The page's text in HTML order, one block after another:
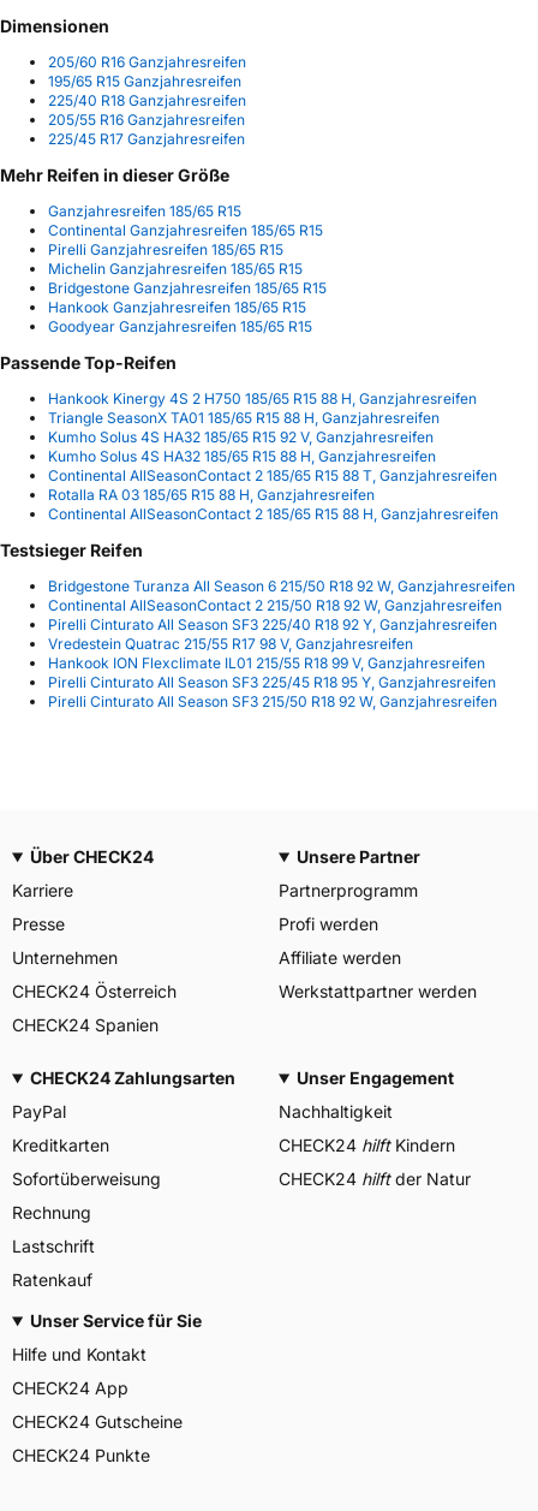
Dimensionen
205/60 R16 Ganzjahresreifen
195/65 R15 Ganzjahresreifen
225/40 R18 Ganzjahresreifen
205/55 R16 Ganzjahresreifen
225/45 R17 Ganzjahresreifen
Mehr Reifen in dieser Größe
Ganzjahresreifen 185/65 R15
Continental Ganzjahresreifen 185/65 R15
Pirelli Ganzjahresreifen 185/65 R15
Michelin Ganzjahresreifen 185/65 R15
Bridgestone Ganzjahresreifen 185/65 R15
Hankook Ganzjahresreifen 185/65 R15
Goodyear Ganzjahresreifen 185/65 R15
Passende Top-Reifen
Hankook Kinergy 4S 2 H750 185/65 R15 88 H, Ganzjahresreifen
Triangle SeasonX TA01 185/65 R15 88 H, Ganzjahresreifen
Kumho Solus 4S HA32 185/65 R15 92 V, Ganzjahresreifen
Kumho Solus 4S HA32 185/65 R15 88 H, Ganzjahresreifen
Continental AllSeasonContact 2 185/65 R15 88 T, Ganzjahresreifen
Rotalla RA 03 185/65 R15 88 H, Ganzjahresreifen
Continental AllSeasonContact 2 185/65 R15 88 H, Ganzjahresreifen
Testsieger Reifen
Bridgestone Turanza All Season 6 215/50 R18 92 W, Ganzjahresreifen
Continental AllSeasonContact 2 215/50 R18 92 W, Ganzjahresreifen
Pirelli Cinturato All Season SF3 225/40 R18 92 Y, Ganzjahresreifen
Vredestein Quatrac 215/55 R17 98 V, Ganzjahresreifen
Hankook ION Flexclimate IL01 215/55 R18 99 V, Ganzjahresreifen
Pirelli Cinturato All Season SF3 225/45 R18 95 Y, Ganzjahresreifen
Pirelli Cinturato All Season SF3 215/50 R18 92 W, Ganzjahresreifen
Über CHECK24
Karriere
Presse
Unternehmen
CHECK24 Österreich
CHECK24 Spanien
Unsere Partner
Partnerprogramm
Profi werden
Affiliate werden
Werkstattpartner werden
CHECK24 Zahlungsarten
PayPal
Kreditkarten
Sofortüberweisung
Rechnung
Lastschrift
Ratenkauf
Unser Engagement
Nachhaltigkeit
CHECK24 hilftKindern
CHECK24 hilftder Natur
Unser Service für Sie
Hilfe und Kontakt
CHECK24 App
CHECK24 Gutscheine
CHECK24 Punkte